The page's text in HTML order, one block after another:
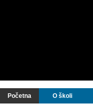
Početna O školi